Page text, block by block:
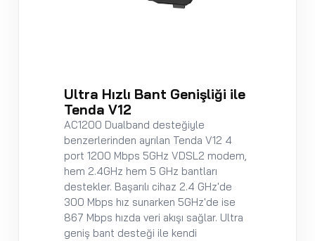
Ultra Hızlı Bant Genişliği ile
Tenda V12
AC1200 Dualband desteğiyle
benzerlerinden ayrılan Tenda V12 4
port 1200 Mbps 5GHz VDSL2 modem,
hem 2.4GHz hem 5 GHz bantları
destekler. Başarılı cihaz 2.4 GHz'de
300 Mbps hız sunarken 5GHz'de ise
867 Mbps hızda veri akışı sağlar. Ultra
geniş bant desteği ile kendi